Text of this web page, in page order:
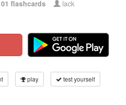
flashcards lack
play test yourself